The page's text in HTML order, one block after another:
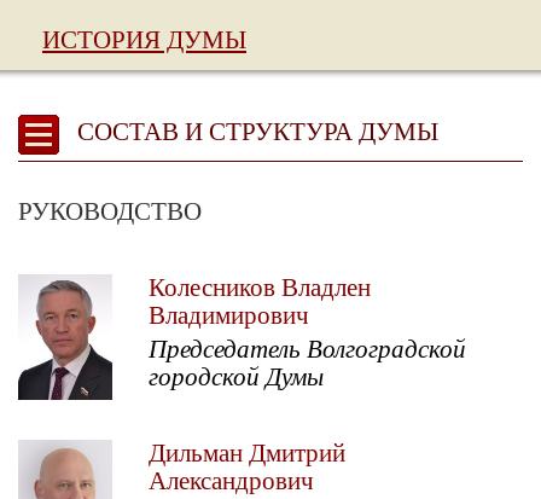
ИСТОРИЯ ДУМЫ
СОСТАВ И СТРУКТУРА ДУМЫ
РУКОВОДСТВО
Колесников Владлен
Владимирович
Председатель Волгоградской
городской Думы
Дильман Дмитрий
Александрович